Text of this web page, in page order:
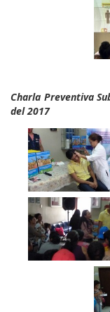
Charla Preventiva
del 2017